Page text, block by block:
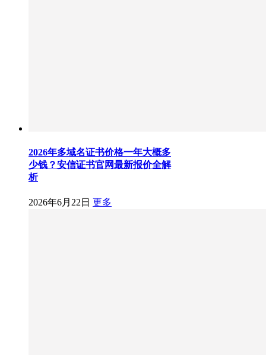
2026年多域名证书价格一年大概多
少钱？安信证书官网最新报价全解
析
2026年6月22日 更多